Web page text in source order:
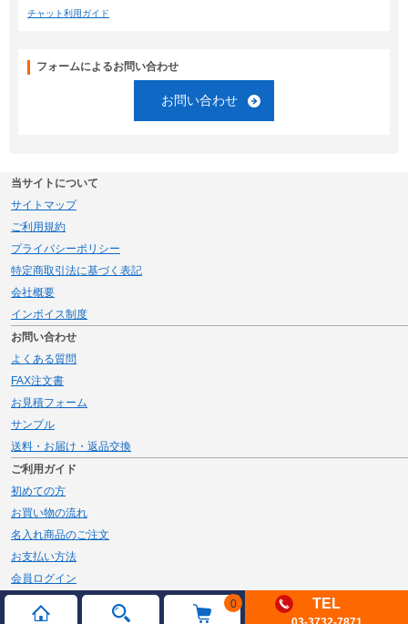
0 TEL
チャット利用ガイド
フォームによるお問い合わせ
お問い合わせ
当サイトについて
サイトマップ
ご利用規約
プライバシーポリシー
特定商取引法に基づく表記
会社概要
インボイス制度
お問い合わせ
よくある質問
FAX注文書
お見積フォーム
サンプル
送料・お届け・返品交換
ご利用ガイド
初めての方
お買い物の流れ
名入れ商品のご注文
お支払い方法
会員ログイン
メルマガ登録